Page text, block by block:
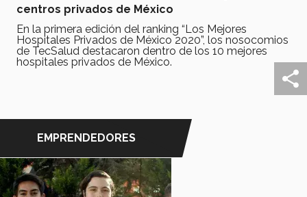
centros privados de México
En la primera edición del ranking “Los Mejores
Hospitales Privados de México 2020”, los nosocomios
de TecSalud destacaron dentro de los 10 mejores
hospitales privados de México.
EMPRENDEDORES